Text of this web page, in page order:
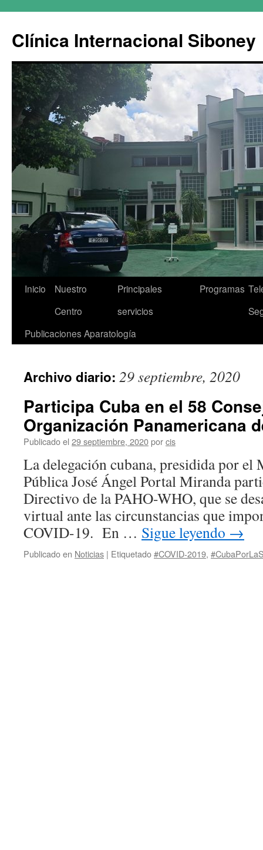
Clínica Internacional Siboney
Saltar
contenido
Inicio
Nuestro
Centro
Principales
servicios
Programas
Publicaciones Aparatología
Archivo diario: 29 septiembre, 2020
Participa Cuba en el 58
Organización Panamericana
Publicado el 29 septiembre, 2020porcis
La delegación cubana, presidida por el
Pública José Ángel Portal Miranda
Directivo de la PAHO-WHO, que se
virtual ante las circunstancias que
COVID-19. En … Sigue leyendo →
Publicado en Noticias | Etiquetado#COVID-2019,